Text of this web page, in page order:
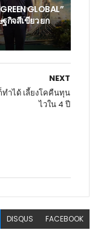
GLOBAL”
กิจสีเขียว ยก
NEXT
ำได้ เลี้ยงโคคืนทุน
ไวใน 4 ปี
DISQUS FACEBOOK